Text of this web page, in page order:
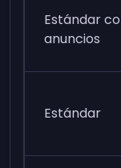
Estándar
anuncios
Estándar